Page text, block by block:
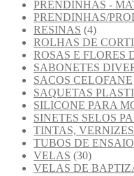
PRENDINHAS -
PRENDINHAS/
RESINAS (4)
ROLHAS DE
ROSAS E FLORES
SABONETES
SACOS CELOFANE
SAQUETAS
SILICONE PARA
SINETES SELOS
TINTAS,
TUBOS DE ENSAIO
VELAS (30)
VELAS DE